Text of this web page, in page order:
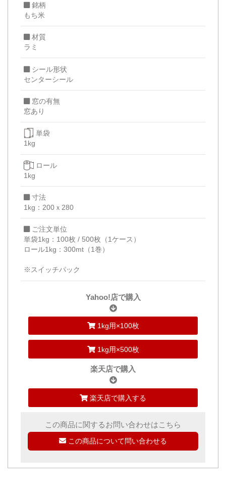
銘柄
もち米
材質
ラミ
シール形状
センターシール
窓の有無
窓あり
単袋
1kg
ロール
1kg
寸法
1kg：200ｘ280
ご注文単位
単袋1kg：100枚 / 500枚（1ケース）
ロール1kg：300mt（1巻）
※スイッチパック
Yahoo!店で購入
1kg用×100枚
1kg用×500枚
楽天店で購入
楽天店で購入する
この商品に関するお問い合わせはこちら
この商品について問い合わせる